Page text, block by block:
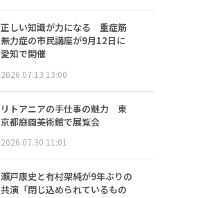
正しい知識が力になる 重症筋
無力症の市民講座が9月12日に
愛知で開催
2026.07.13 13:00
リトアニアの手仕事の魅力 東
京都庭園美術館で展覧会
2026.07.30 11:01
瀬戸康史と有村架純が9年ぶりの
共演「閉じ込められているもの